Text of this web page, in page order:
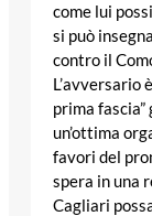
come lui
si può
contro il
L’avversario
prima
un’ottima
favori del
spera in una
Cagliari